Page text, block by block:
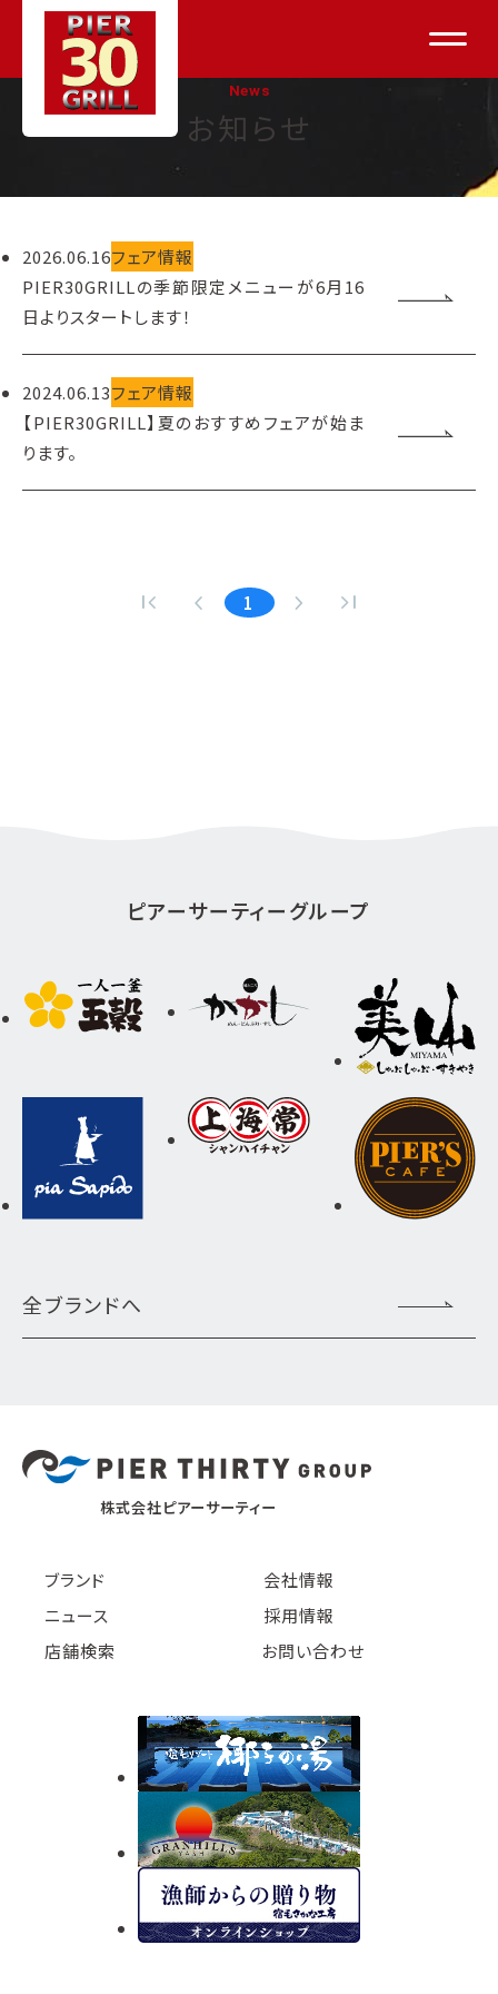
News
お知らせ
2026.06.16フェア情報
PIER30GRILLの季節限定メニューが6月16
日よりスタートします！
2024.06.13フェア情報
【PIER30GRILL】夏のおすすめフェアが始ま
ります。
first_page navigate_before 1 navigate_next last_page
ピアーサーティーグループ
全ブランドへ
株式会社ピアーサーティー
ブランド
会社情報
ニュース
採用情報
店舗検索
お問い合わせ